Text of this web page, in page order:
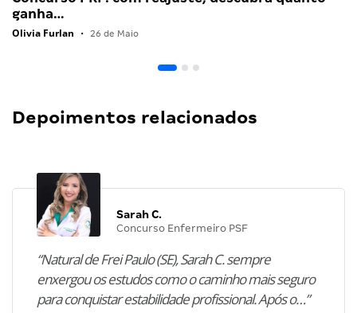
ganha…
Olivia Furlan • 26 de Maio
Depoimentos relacionados
Sarah C.
Concurso Enfermeiro PSF
“Natural de Frei Paulo (SE), Sarah C. sempre
enxergou os estudos como o caminho mais seguro
para conquistar estabilidade profissional. Após o…”